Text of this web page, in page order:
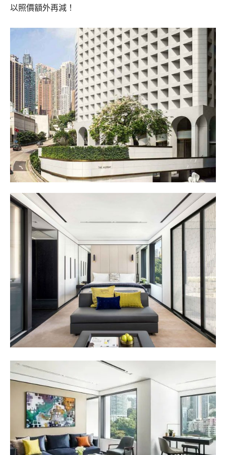
以照價額外再減！